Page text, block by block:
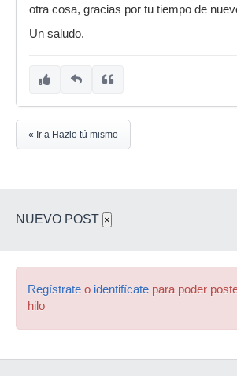
otra cosa, gracias por tu tiempo de
Un saludo.
« Ir a Hazlo tú mismo
NUEVO POST ×
Regístrate o identifícate para poder
hilo